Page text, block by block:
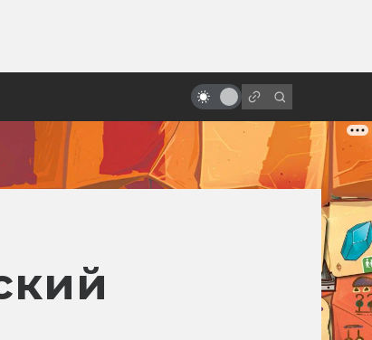
в Советском Союзе